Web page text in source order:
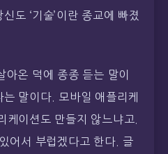
도 ‘기술’이란 종교에 빠졌
온 덕에 종종 듣는 말이
말이다. 모바일 애플리케
케이션도 만들지 않느냐고.
어서 부럽겠다고 한다. 글